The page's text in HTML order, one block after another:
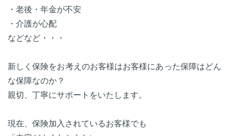
・老後・年金が不安
・介護が心配
などなど・・・
新しく保険をお考えのお客様はお客様にあった保障はどん
な保障なのか？
親切、丁寧にサポートをいたします。
現在、保険加入されているお客様でも